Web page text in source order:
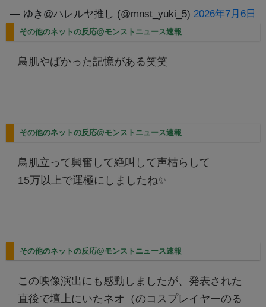
— ゆき@ハレルヤ推し (@mnst_yuki_5) 2026年7月6日
その他のネットの反応@モンストニュース速報
鳥肌やばかった記憶がある笑笑
その他のネットの反応@モンストニュース速報
鳥肌立って興奮して絶叫して声枯らして
15万以上で運極にしましたね✨
その他のネットの反応@モンストニュース速報
この映像演出にも感動しましたが、発表された
直後で壇上にいたネオ（のコスプレイヤーのる